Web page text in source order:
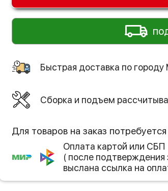
Быстрая доставка по городу
Сборка и подъем
Для товаров на заказ
Оплата картой или СБП
( после
выслана ссылка на